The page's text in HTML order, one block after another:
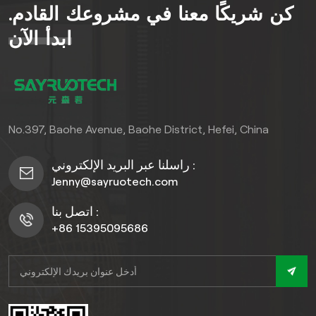
الطعام في الهواء الطلق، فإن
عريشة WPC الخاصة بنا هي
الحل الأمثل. فهي تتحمل مختلف
والبهتان، وتضفي لمسة من
كن شريكًا معنا في مشروعك القادم.
ابدأ الآن
No.397, Baohe Avenue, Baohe District, Hefei, China
راسلنا عبر البريد الإلكتروني :
Jenny@sayruotech.com
اتصل بنا :
+86 15395095686